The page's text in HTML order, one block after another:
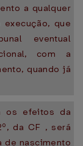
a qualquer
que
eventual
com a
quando já
os efeitos da
da CF , será
de nascimento